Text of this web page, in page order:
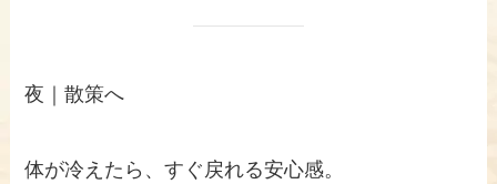
夜｜散策へ
体が冷えたら、すぐ戻れる安心感。